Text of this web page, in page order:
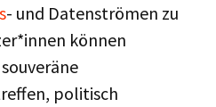
- und Datenströmen zu
können
politisch